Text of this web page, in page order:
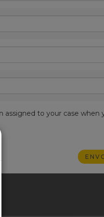
assigned to your case when